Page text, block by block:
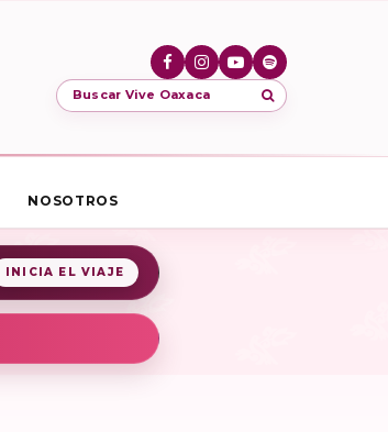
Buscar Vive Oaxaca
NOSOTROS
INICIA EL VIAJE